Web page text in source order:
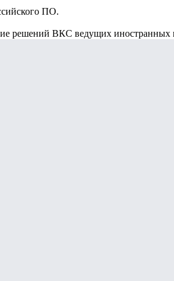
ПО.
решений ВКС ведущих иностранных